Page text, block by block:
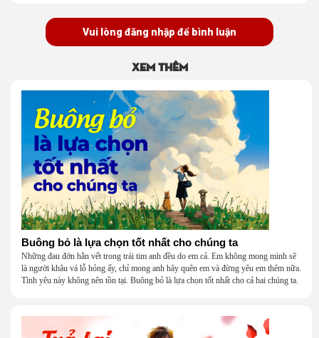
Vui lòng đăng nhập để bình luận
Xem thêm
Buông bỏ là lựa chọn tốt nhất cho chúng ta
Những đau đớn hằn vết trong trái tim anh đều do em cả. Em không mong mình sẽ
là người khâu vá lỗ hỏng ấy, chỉ mong anh hãy quên em và đừng yêu em thêm nữa.
Tình yêu này không nên tồn tại. Buông bỏ là lựa chọn tốt nhất cho cả hai chúng ta.